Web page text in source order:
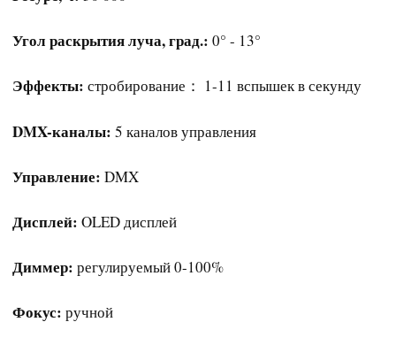
Угол раскрытия луча, град.: 0° - 13°
Эффекты: стробирование： 1-11 вспышек в секунду
DMX-каналы: 5 каналов управления
Управление: DMX
Дисплей: OLED дисплей
Диммер: регулируемый 0-100%
Фокус: ручной